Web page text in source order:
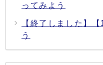
ってみよう
【終了しました】
う